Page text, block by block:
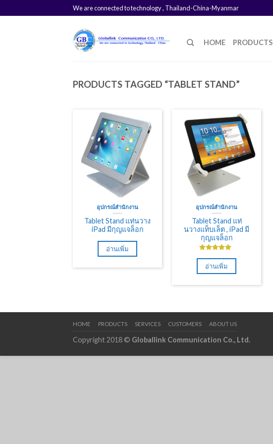
We are connected to technology , Thailand-China-Myanmar
HOME PRODUCTS
PRODUCTS TAGGED “TABLET STAND”
อุปกรณ์สำนักงาน
Tablet Stand แท่นวาง
iPad มีกุญแจล็อก
อ่านเพิ่ม
อุปกรณ์สำนักงาน
Tablet Stand แท่
นวางแท็บเล็ต , iPad มี
กุญแจล็อก
5.00
ตั้งแต่
1-5 คะแนน
อ่านเพิ่ม
HOME PRODUCTS SERVICES CUSTOMERS ABOUT US
Copyright 2018 © Globallink Communication Co., Ltd.